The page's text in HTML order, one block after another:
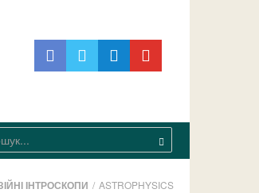
ІНТРОСКОПИ / ASTROPHYSICS